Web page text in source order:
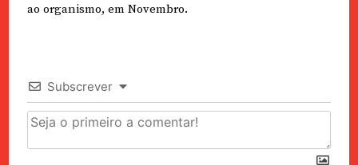
ao organismo, em Novembro.
Subscrever